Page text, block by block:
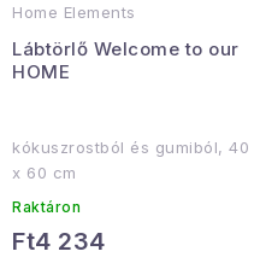
Home Elements
Lábtörlő Welcome to our
HOME
kókuszrostból és gumiból, 40
x 60 cm
Raktáron
Ft4 234